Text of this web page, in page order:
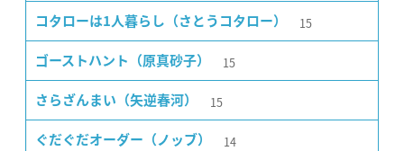
コタローは1人暮らし（さとうコタロー） 15
ゴーストハント（原真砂子） 15
さらざんまい（矢逆春河） 15
ぐだぐだオーダー（ノッブ） 14